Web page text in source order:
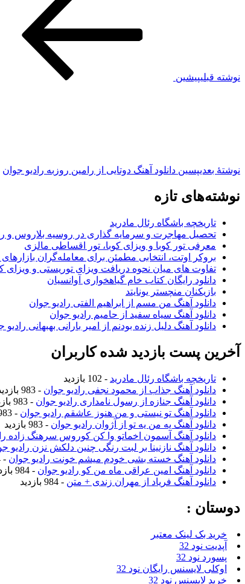
نوشته قبلیپیشین
نوشته‌ٔ بعدیپسین دانلود آهنگ دوتایی از رامین روزبه رادیو جوان
نوشته‌های تازه
تاریخچه باشگاه رئال مادرید
تحصیل مهاجرت و سرمایه گذاری در روسیه بلاروس و
معرفی تور کوبا و ویزای کوبا، تور اقساطی مالزی
بروکر اوتت، انتخابی مطمئن برای معامله‌گران
تفاوت های میان نحوه دریافت ویزای توریستی و ویزای
دانلود رایگان کتاب خام گیاهخواری آوانسیان
بازیکنان منچستر یونایتد
دانلود آهنگ من مسم از ابراهیم الفتی رادیو جوان
دانلود آهنگ سیاه سفید از حامیم رادیو جوان
دانلود آهنگ دلیل زنده بودنم از امیر بارانی بهبهانی رادیو
آخرین پست بازدید شده کاربران
تاریخچه باشگاه رئال مادرید - 102 بازدید
دانلود آهنگ جذاب از محمود نجفی رادیو جوان - 983 بازدید
دانلود آهنگ جنازه از رسول نامداری رادیو جوان - 983 بازدید
دانلود آهنگ تو نیستی و من هنوز عاشقم رادیو جوان - 983 بازدید
دانلود آهنگ یه من یه تو از آژوان رادیو جوان - 983 بازدید
دانلود آهنگ آسمون اخماتو وا کن کوروس سرهنگ زاده
دانلود آهنگ نازنینا بر لبت رنگی چنین دلکش نزن رادیو
دانلود آهنگ خسته بشی خودم میشم خونت رادیو جوان - 984 بازدید
دانلود آهنگ امین عراقی ماه من کو رادیو جوان - 984 بازدید
دانلود آهنگ فریاد از مهران زندی + متن - 984 بازدید
دوستان :
خرید بک لینک معتبر
آپدیت نود 32
پسورد نود 32
اوکلی لایسنس رایگان نود 32
خرید لایسنس نود 32